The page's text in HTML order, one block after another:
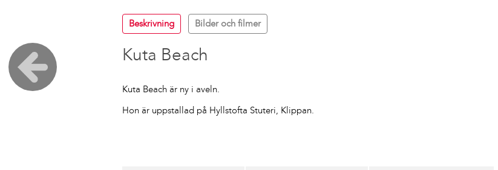
Beskrivning Bilder och filmer
Kuta Beach
Kuta Beach är ny i aveln.
Hon är uppstallad på Hyllstofta Stuteri, Klippan.